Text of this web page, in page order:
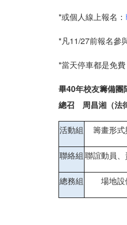
*或個人線上報名：
*凡11/27前報名參
*當天停車都是免
畢40年校友籌備團
總召 周昌湘（
活動組 籌畫形
聯絡組 聯誼動員
總務組 場地